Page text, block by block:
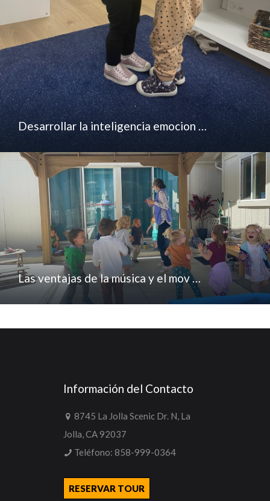
Desarrollar la inteligencia emocion …
Las ventajas de la música y el mov …
Información del Contacto
8745 La Jolla Scenic Dr. N, La
Jolla, CA 92037
Teléfono: 858-999-0364
RESERVAR TOUR